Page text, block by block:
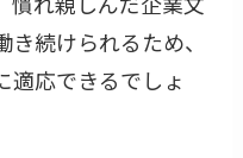
続けられるため、
適応できるでしょ